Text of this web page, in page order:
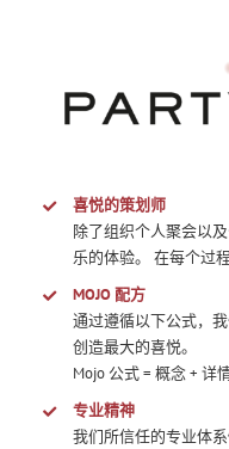
喜悦的策划师
除了组织个人聚会以
乐的体验。 在每个过
MOJO 配方
通过遵循以下公式，
创造最大的喜悦。
Mojo 公式 = 概念 + 详
专业精神
我们所信任的专业体